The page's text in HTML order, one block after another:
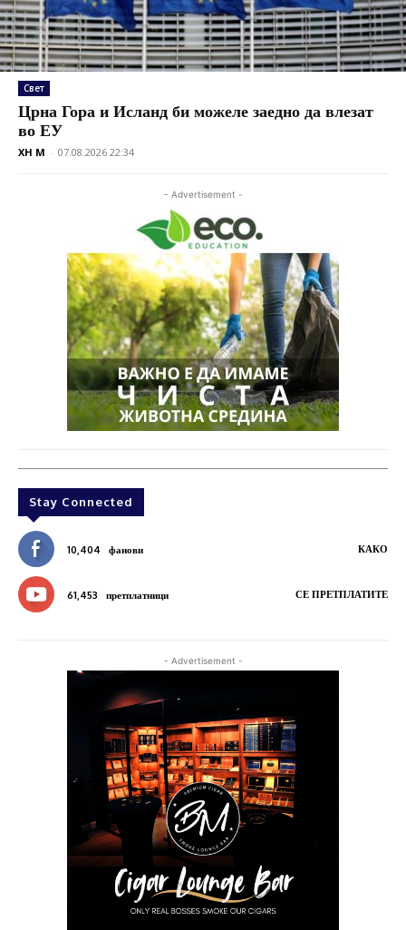
Свет
Црна Гора и Исланд би можеле заедно да влезат
во ЕУ
XH M - 07.08.2026 22:34
- Advertisement -
Stay Connected
10,404 фанови КАКО
61,453 претплатници СЕ ПРЕТПЛАТИТЕ
- Advertisement -